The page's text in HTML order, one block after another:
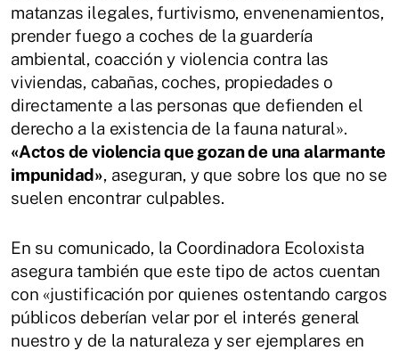
matanzas ilegales, furtivismo, envenenamientos,
prender fuego a coches de la guardería
ambiental, coacción y violencia contra las
viviendas, cabañas, coches, propiedades o
directamente a las personas que defienden el
derecho a la existencia de la fauna natural».
«Actos de violencia que gozan de una alarmante
impunidad», aseguran, y que sobre los que no se
suelen encontrar culpables.
En su comunicado, la Coordinadora Ecoloxista
asegura también que este tipo de actos cuentan
con «justificación por quienes ostentando cargos
públicos deberían velar por el interés general
nuestro y de la naturaleza y ser ejemplares en